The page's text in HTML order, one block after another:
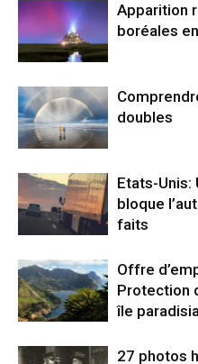
Apparition
boréales
doubles
Etats-Unis:
bloque
faits
Offre
Protection
île
27 photos